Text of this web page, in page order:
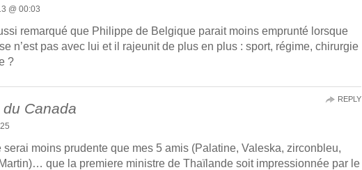
@ 00:03
remarqué que Philippe de Belgique parait moins emprunté lorsque
n’est pas avec lui et il rajeunit de plus en plus : sport, régime, chirurgie
?
Canada
moins prudente que mes 5 amis (Palatine, Valeska, zirconbleu,
que la premiere ministre de Thaïlande soit impressionnée par le
REPLY